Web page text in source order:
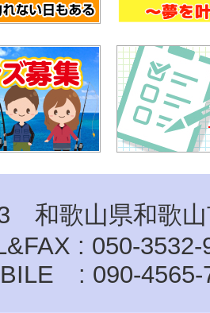
和歌山県和歌山
: 050-3532-
: 090-4565-